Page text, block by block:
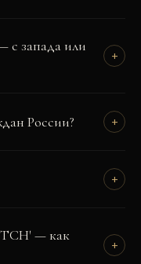
с запада или
+
России? +
+
— как
+